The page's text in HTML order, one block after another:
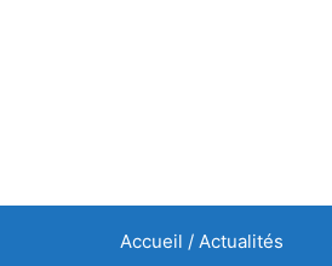
Accueil / Actualités